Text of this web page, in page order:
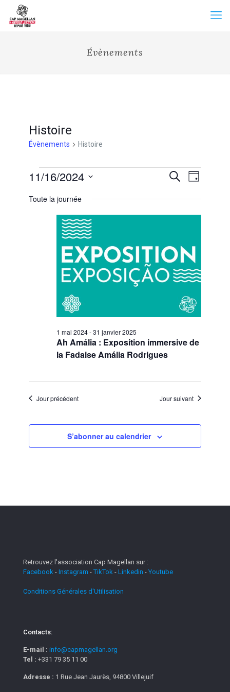
Évènements
Histoire
Évènements Histoire
Évènements
for
novembre
Recherche
vues
Recherche
Navigation
de
Évènement
Jour
11/16/2024
une
Toute la journée
Ah Amália : Exposition immersive de
la Fadaise Amália Rodrigues
1 mai 2024-31 janvier 2025
Jour précédent Jour suivant
S’abonner au calendrier
Retrouvez l'association Cap Magellan sur :
Facebook - Instagram -TikTok - Linkedin - Youtube
Conditions Générales d'Utilisation
Contacts:
E-mail : info@capmagellan.org
Tel : +331 79 35 11 00
Adresse : 1 Rue Jean Jaurès, 94800 Villejuif